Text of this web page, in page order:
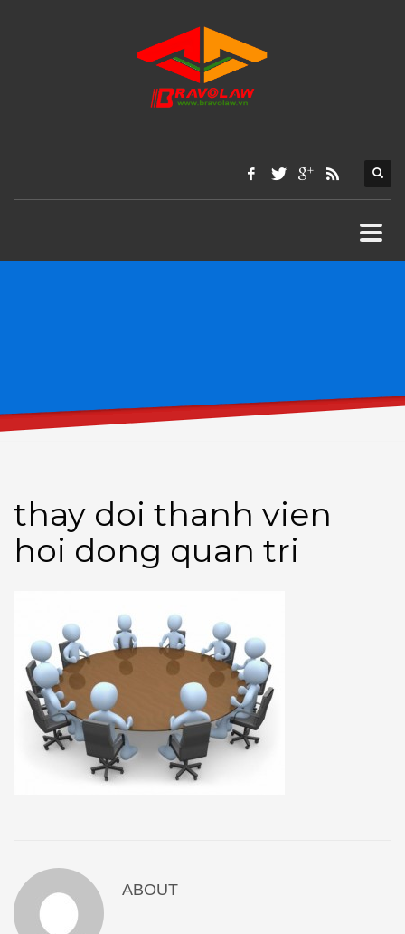
thay doi thanh vien
hoi dong quan tri
ABOUT